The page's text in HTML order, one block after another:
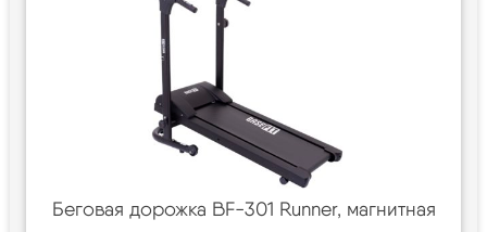
Беговая дорожка BF-301 Runner, магнитная